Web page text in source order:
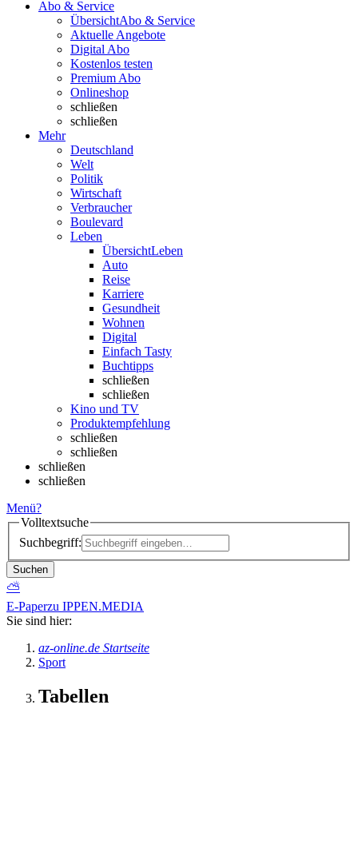
Abo & Service
ÜbersichtAbo & Service
Aktuelle Angebote
Digital Abo
Kostenlos testen
Premium Abo
Onlineshop
schließen
schließen
Mehr
Deutschland
Welt
Politik
Wirtschaft
Verbraucher
Boulevard
Leben
ÜbersichtLeben
Auto
Reise
Karriere
Gesundheit
Wohnen
Digital
Einfach Tasty
Buchtipps
schließen
schließen
Kino und TV
Produktempfehlung
schließen
schließen
schließen
schließen
Menü?
Volltextsuche
Suchbegriff:
Suchen
⛅
E-Paperzu IPPEN.MEDIA
Sie sind hier:
az-online.de Startseite
Sport
Tabellen